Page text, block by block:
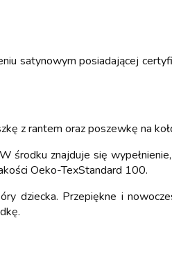
satynowym posiadającej
z rantem oraz poszewkę na
środku znajduje się
Oeko-TexStandard 100.
dziecka. Przepiękne i